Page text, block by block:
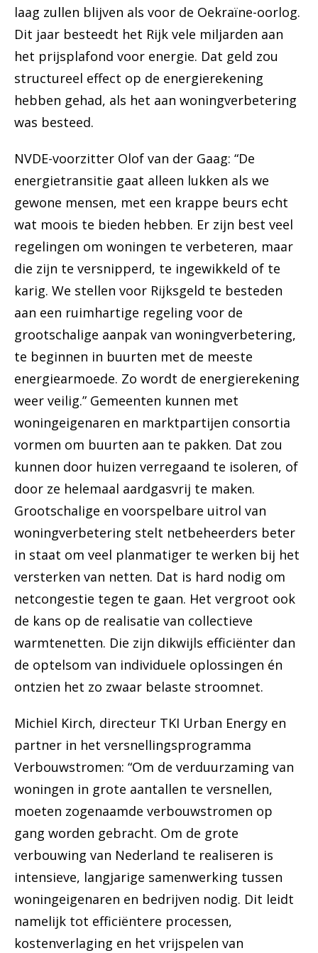
laag zullen blijven als voor de Oekraïne-oorlog.
Dit jaar besteedt het Rijk vele miljarden aan
het prijsplafond voor energie. Dat geld zou
structureel effect op de energierekening
hebben gehad, als het aan woningverbetering
was besteed.
NVDE-voorzitter Olof van der Gaag: “De
energietransitie gaat alleen lukken als we
gewone mensen, met een krappe beurs echt
wat moois te bieden hebben. Er zijn best veel
regelingen om woningen te verbeteren, maar
die zijn te versnipperd, te ingewikkeld of te
karig. We stellen voor Rijksgeld te besteden
aan een ruimhartige regeling voor de
grootschalige aanpak van woningverbetering,
te beginnen in buurten met de meeste
energiearmoede. Zo wordt de energierekening
weer veilig.” Gemeenten kunnen met
woningeigenaren en marktpartijen consortia
vormen om buurten aan te pakken. Dat zou
kunnen door huizen verregaand te isoleren, of
door ze helemaal aardgasvrij te maken.
Grootschalige en voorspelbare uitrol van
woningverbetering stelt netbeheerders beter
in staat om veel planmatiger te werken bij het
versterken van netten. Dat is hard nodig om
netcongestie tegen te gaan. Het vergroot ook
de kans op de realisatie van collectieve
warmtenetten. Die zijn dikwijls efficiënter dan
de optelsom van individuele oplossingen én
ontzien het zo zwaar belaste stroomnet.
Michiel Kirch, directeur TKI Urban Energy en
partner in het versnellingsprogramma
Verbouwstromen: “Om de verduurzaming van
woningen in grote aantallen te versnellen,
moeten zogenaamde verbouwstromen op
gang worden gebracht. Om de grote
verbouwing van Nederland te realiseren is
intensieve, langjarige samenwerking tussen
woningeigenaren en bedrijven nodig. Dit leidt
namelijk tot efficiëntere processen,
kostenverlaging en het vrijspelen van